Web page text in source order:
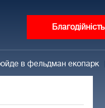
Благодійність
в фельдман екопарк